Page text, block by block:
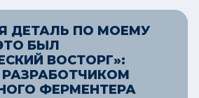
ДЕТАЛЬ ПО МОЕМУ
БЫЛ
ВОСТОРГ»:
ФЕРМЕНТЕРА